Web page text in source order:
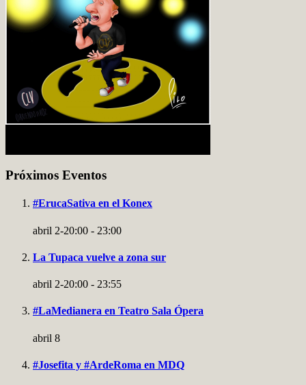
Próximos Eventos
#ErucaSativa en el Konex
abril 2-20:00 - 23:00
La Tupaca vuelve a zona sur
abril 2-20:00 - 23:55
#LaMedianera en Teatro Sala Ópera
abril 8
#Josefita y #ArdeRoma en MDQ